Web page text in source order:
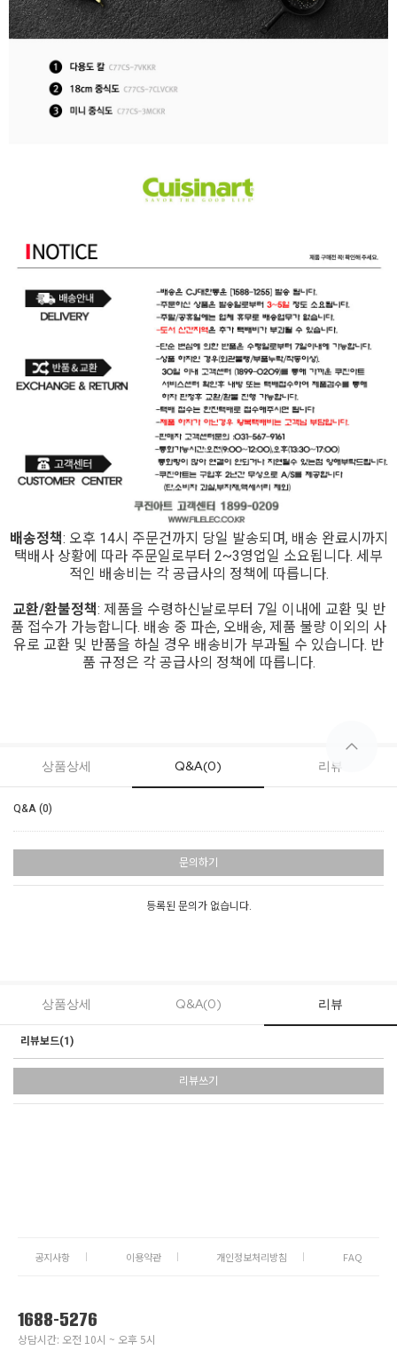
배송정책: 오후 14시 주문건까지 당일 발송되며, 배송 완료시까지
택배사 상황에 따라 주문일로부터 2~3영업일 소요됩니다. 세부
적인 배송비는 각 공급사의 정책에 따릅니다.
교환/환불정책: 제품을 수령하신날로부터 7일 이내에 교환 및 반
품 접수가 가능합니다. 배송 중 파손, 오배송, 제품 불량 이외의 사
유로 교환 및 반품을 하실 경우 배송비가 부과될 수 있습니다. 반
품 규정은 각 공급사의 정책에 따릅니다.
상품상세 Q&A(0) 리뷰
Q&A (0)
문의하기
등록된 문의가 없습니다.
상품상세 Q&A(0) 리뷰
리뷰보드(1)
리뷰쓰기
공지사항 이용약관 개인정보처리방침 FAQ
1688-5276
상담시간: 오전 10시 ~ 오후 5시